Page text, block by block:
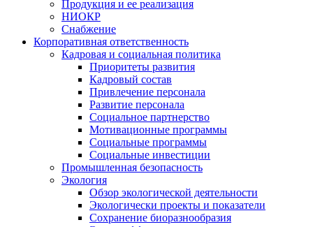
Продукция и ее реализация
НИОКР
Снабжение
Корпоративная ответственность
Кадровая и социальная политика
Приоритеты развития
Кадровый состав
Привлечение персонала
Развитие персонала
Социальное партнерство
Мотивационные программы
Социальные программы
Социальные инвестиции
Промышленная безопасность
Экология
Обзор экологической деятельности
Экологически проекты и показатели
Сохранение биоразнообразия